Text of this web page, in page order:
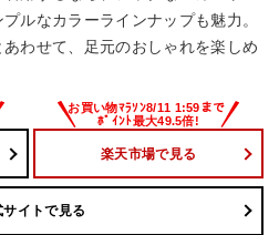
ルなカラーラインナップも魅力。
わせて、足元のおしゃれを楽しめ
楽天市場で見る
サイトで見る